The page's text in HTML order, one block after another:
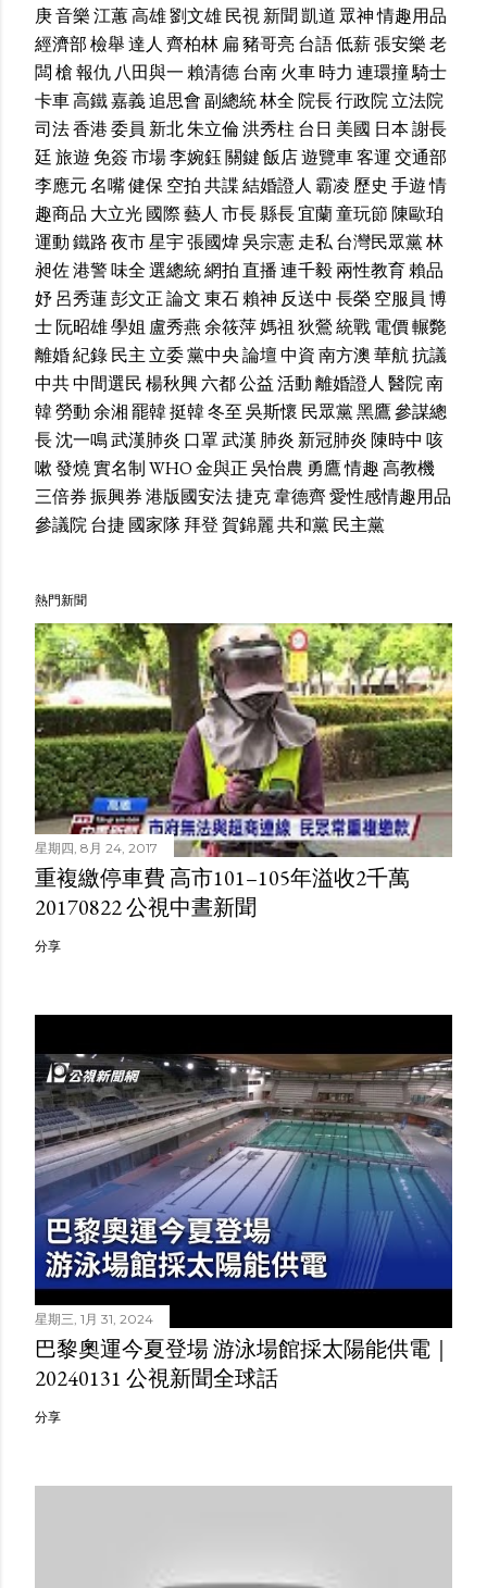
庚音樂江蕙高雄劉文雄民視新聞凱道 眾神情趣用品
經濟部檢舉達人 齊柏林 扁豬哥亮台語低薪張安樂老
闆槍報仇 八田與一賴清德台南火車時力 連環撞騎士
卡車高鐵嘉義追思會副總統林全院長行政院立法院
司法香港委員 新北朱立倫洪秀柱 台日 美國 日本謝長
廷旅遊 免簽市場李婉鈺關鍵飯店遊覽車客運交通部
李應元名嘴健保空拍共諜結婚證人 霸凌 歷史 手遊情
趣商品 大立光國際藝人 市長縣長宜蘭童玩節陳歐珀
運動鐵路夜市星宇張國煒吳宗憲走私台灣民眾黨林
昶佐港警味全選總統網拍直播連千毅兩性教育賴品
妤呂秀蓮彭文正論文東石賴神 反送中 長榮空服員 博
士阮昭雄學姐 盧秀燕余筱萍媽祖 狄鶯統戰電價輾斃
離婚紀錄民主 立委黨中央論壇中資南方澳華航抗議
中共中間選民楊秋興六都公益活動離婚證人 醫院南
韓勞動余湘罷韓挺韓冬至吳斯懷 民眾黨黑鷹參謀總
長沈一鳴武漢肺炎 口罩武漢 肺炎 新冠肺炎陳時中 咳
嗽發燒實名制WHO金與正吳怡農 勇鷹情趣高教機
三倍券振興券港版國安法捷克韋德齊愛性感情趣用品
參議院台捷 國家隊拜登賀錦麗共和黨民主黨
熱門新聞
星期四, 8月 24, 2017
重複繳停車費 高市101–105年溢收2千萬
20170822 公視中晝新聞
分享
星期三, 1月 31, 2024
巴黎奧運今夏登場 游泳場館採太陽能供電｜
20240131 公視新聞全球話
分享